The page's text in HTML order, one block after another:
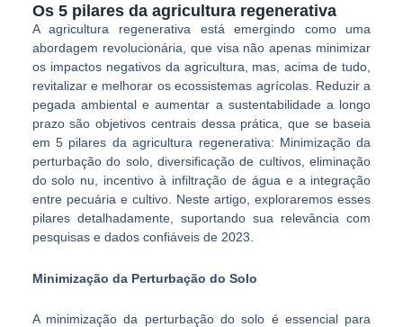
Os 5 pilares da agricultura regenerativa
A agricultura regenerativa está emergindo como uma
abordagem revolucionária, que visa não apenas minimizar
os impactos negativos da agricultura, mas, acima de tudo,
revitalizar e melhorar os ecossistemas agrícolas. Reduzir a
pegada ambiental e aumentar a sustentabilidade a longo
prazo são objetivos centrais dessa prática, que se baseia
em 5 pilares da agricultura regenerativa: Minimização da
perturbação do solo, diversificação de cultivos, eliminação
do solo nu, incentivo à infiltração de água e a integração
entre pecuária e cultivo. Neste artigo, exploraremos esses
pilares detalhadamente, suportando sua relevância com
pesquisas e dados confiáveis de 2023.
Minimização da Perturbação do Solo
A minimização da perturbação do solo é essencial para